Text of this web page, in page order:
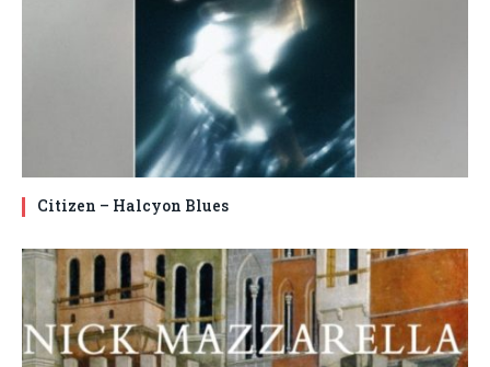
Citizen – Halcyon Blues